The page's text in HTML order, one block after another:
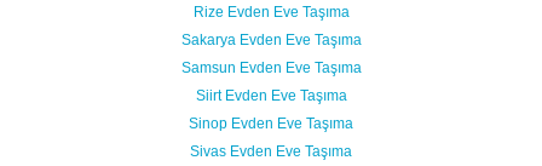
Rize Evden Eve Taşıma
Sakarya Evden Eve Taşıma
Samsun Evden Eve Taşıma
Siirt Evden Eve Taşıma
Sinop Evden Eve Taşıma
Sivas Evden Eve Taşıma